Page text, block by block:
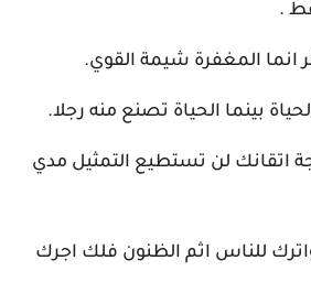
.
انما المغفرة شيمة القوي.
بينما الحياة تصنع منه رجلا.
اتقانك لن تستطيع التمثيل مدي
للناس اثم الظنون فلك اجرك